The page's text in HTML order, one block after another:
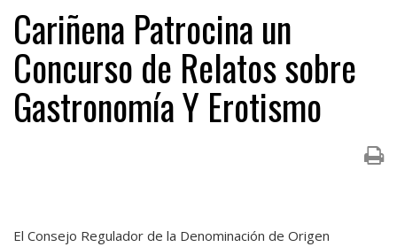
Cariñena Patrocina un
Concurso de Relatos sobre
Gastronomía Y Erotismo
El Consejo Regulador de la Denominación de Origen